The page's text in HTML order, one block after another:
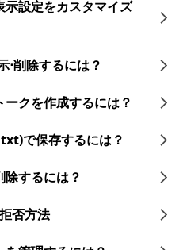
示設定をカスタマイズ
⋅削除するには？
クを作成するには？
で保存するには？
除するには？
否方法